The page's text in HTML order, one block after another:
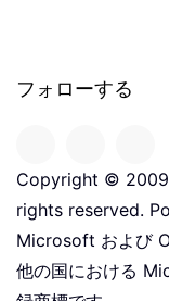
フォローする
Copyright ©
rights reserved.
Microsoft および
他の国における